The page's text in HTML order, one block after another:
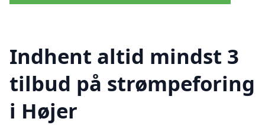
Indhent altid mindst 3
tilbud på strømpeforing
i Højer